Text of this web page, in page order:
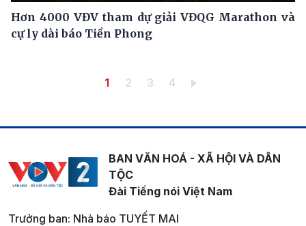
Hơn 4000 VĐV tham dự giải VĐQG Marathon và
cự ly dài báo Tiền Phong
Trang hiện thời
1 Trang
2 Trang
3 Trang
4
BAN VĂN HOÁ - XÃ HỘI VÀ DÂN
TỘC
Đài Tiếng nói Việt Nam
Trưởng ban: Nhà báo TUYẾT MAI